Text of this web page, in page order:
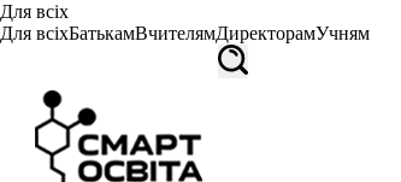
Для всіх
Для всіхБатькамВчителямДиректорамУчням